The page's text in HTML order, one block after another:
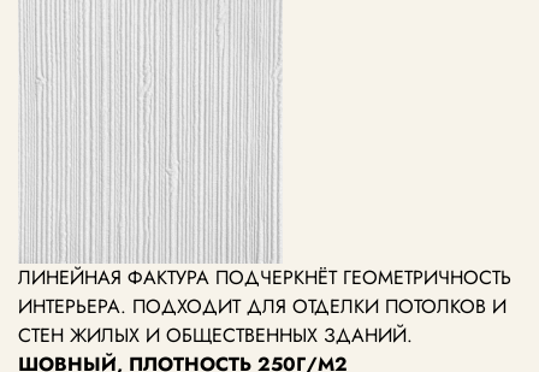
ЛИНЕЙНАЯ ФАКТУРА ПОДЧЕРКНЁТ ГЕОМЕТРИЧНОСТЬ
ИНТЕРЬЕРА. ПОДХОДИТ ДЛЯ ОТДЕЛКИ ПОТОЛКОВ И
СТЕН ЖИЛЫХ И ОБЩЕСТВЕННЫХ ЗДАНИЙ.
ШОВНЫЙ, ПЛОТНОСТЬ 250Г/М2